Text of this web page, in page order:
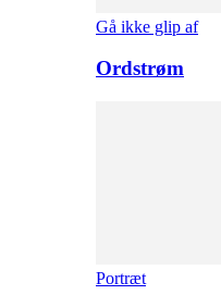
Gå ikke glip af
Ordstrøm
Portræt